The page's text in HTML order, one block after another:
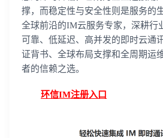
撑，而稳定性与安全性则是服务的
全球前沿的IM云服务专家，深耕行
可靠、低延迟、高并发的即时云通
证背书、全球布局支撑和全周期运
者的信赖之选。
环信IM注册入口